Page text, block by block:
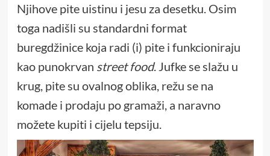
Njihove pite uistinu i jesu za desetku. Osim
toga nadišli su standardni format
buregdžinice koja radi (i) pite i funkcioniraju
kao punokrvan street food. Jufke se slažu u
krug, pite su ovalnog oblika, režu se na
komade i prodaju po gramaži, a naravno
možete kupiti i cijelu tepsiju.